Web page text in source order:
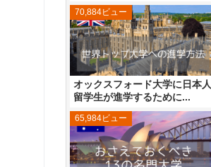
オックスフォード大学に日本人
留学生が進学するために...
70,884ビュー
65,984ビュー